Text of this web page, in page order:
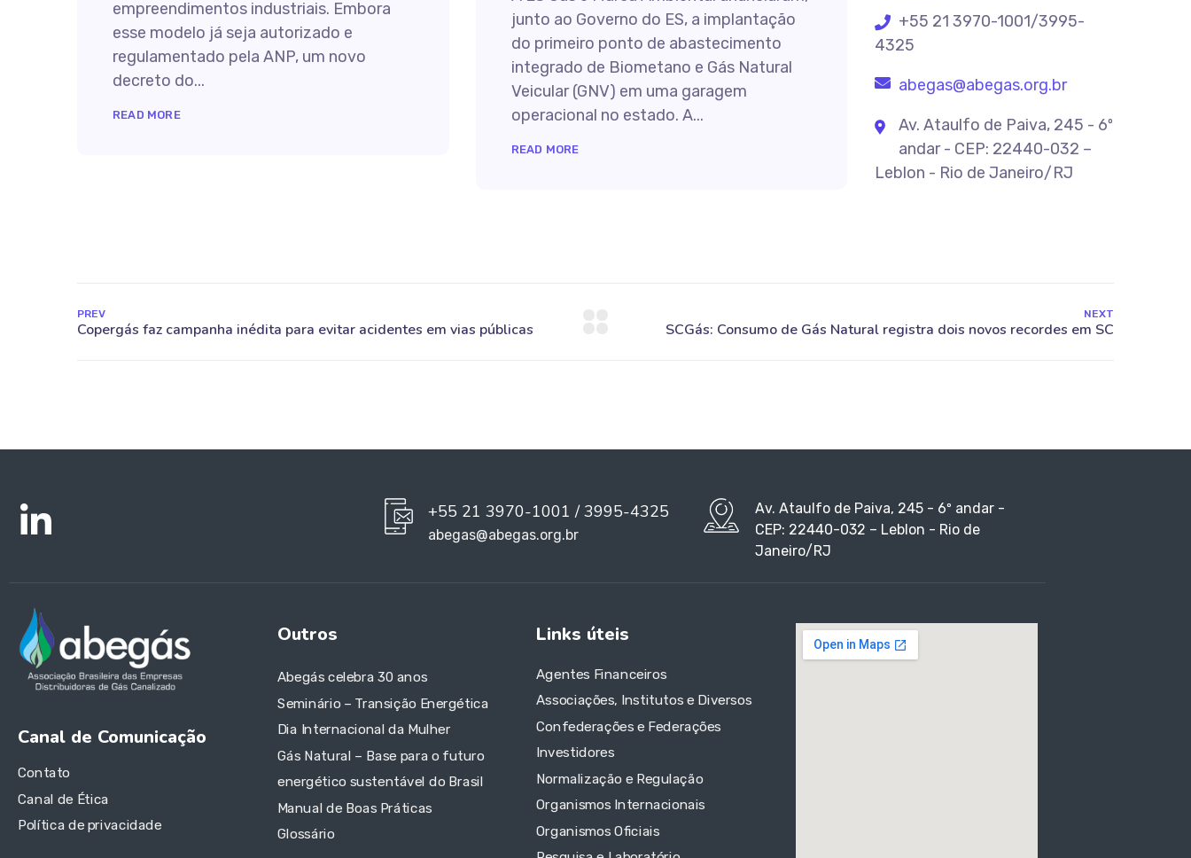
empreendimentos industriais. Embora
esse modelo já seja autorizado e
regulamentado pela ANP, um novo
decreto do...
READ MORE
junto ao Governo do ES, a implantação
do primeiro ponto de abastecimento
integrado de Biometano e Gás Natural
Veicular (GNV) em uma garagem
operacional no estado. A...
READ MORE
+55 21 3970-1001/3995-
4325
abegas@abegas.org.br
Av. Ataulfo de Paiva, 245 - 6º
andar - CEP: 22440-032 –
Leblon - Rio de Janeiro/RJ
PREV NEXT
+55 21 3970-1001 / 3995-4325
abegas@abegas.org.br
Av. Ataulfo de Paiva, 245 - 6º andar -
CEP: 22440-032 – Leblon - Rio de
Janeiro/RJ
Canal de Comunicação
Contato
Canal de Ética
Política de privacidade
Outros
Abegás celebra 30 anos
Seminário – Transição Energética
Dia Internacional da Mulher
Gás Natural – Base para o futuro
energético sustentável do Brasil
Manual de Boas Práticas
Glossário
Links úteis
Agentes Financeiros
Associações, Institutos e Diversos
Confederações e Federações
Investidores
Normalização e Regulação
Organismos Internacionais
Organismos Oficiais